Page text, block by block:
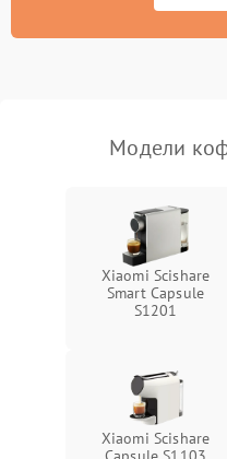
Модели
Xiaomi Scishare
Smart Capsule
S1201
Xiaomi Scishare